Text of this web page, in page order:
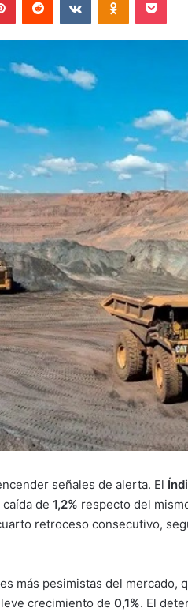
señales de alerta. El
de 1,2% respecto del
retroceso consecutivo,
más pesimistas del mercado,
crecimiento de 0,1%. El